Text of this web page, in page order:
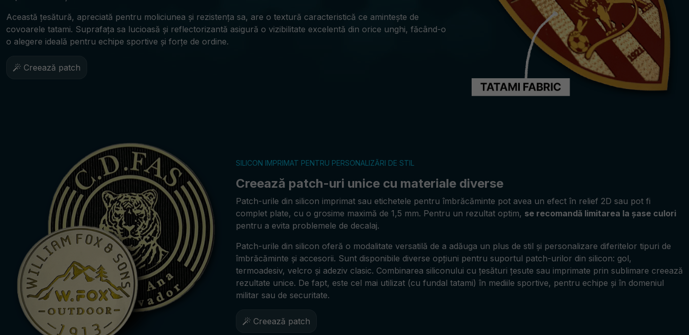
Această țesătură, apreciată pentru moliciunea și rezistența sa, are o textură caracteristică ce amintește de
covoarele tatami. Suprafața sa lucioasă și reflectorizantă asigură o vizibilitate excelentă din orice unghi, făcând-o
o alegere ideală pentru echipe sportive și forțe de ordine.
Creează patch
SILICON IMPRIMAT PENTRU PERSONALIZĂRI DE STIL
Creează patch-uri unice cu materiale diverse
Patch-urile din silicon imprimat sau etichetele pentru îmbrăcăminte pot avea un efect în relief 2D sau pot fi
complet plate, cu o grosime maximă de 1,5 mm. Pentru un rezultat optim, se recomandă limitarea la șase culori
pentru a evita problemele de decalaj.
Patch-urile din silicon oferă o modalitate versatilă de a adăuga un plus de stil și personalizare diferitelor tipuri de
îmbrăcăminte și accesorii. Sunt disponibile diverse opțiuni pentru suportul patch-urilor din silicon: gol,
termoadesiv, velcro și adeziv clasic. Combinarea siliconului cu țesături țesute sau imprimate prin sublimare creează
rezultate unice. De fapt, este cel mai utilizat (cu fundal tatami) în mediile sportive, pentru echipe și în domeniul
militar sau de securitate.
Creează patch